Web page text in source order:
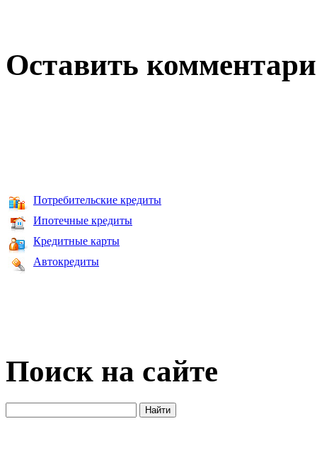
Оставить
Потребительские кредиты
Ипотечные кредиты
Кредитные карты
Автокредиты
Поиск на сайте